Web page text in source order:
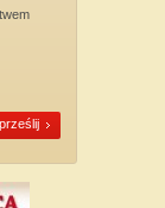
prześlij